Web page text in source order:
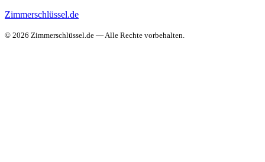
Zimmerschlüssel.de
© 2026 Zimmerschlüssel.de — Alle Rechte vorbehalten.